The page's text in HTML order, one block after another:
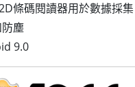
條碼閱讀器用於數據採集
塵
9.0